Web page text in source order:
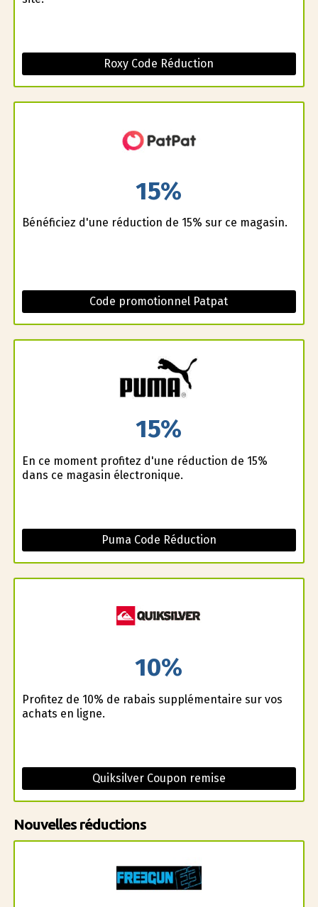
Roxy Code Réduction
15%
Bénéficiez d'une réduction de 15% sur ce magasin.
Code promotionnel Patpat
15%
En ce moment profitez d'une réduction de 15%
dans ce magasin électronique.
Puma Code Réduction
10%
Profitez de 10% de rabais supplémentaire sur vos
achats en ligne.
Quiksilver Coupon remise
Nouvelles réductions